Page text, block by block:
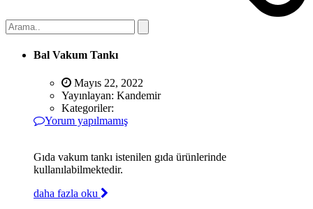
Bal Vakum Tankı
Mayıs 22, 2022
Yayınlayan: Kandemir
Kategoriler:
Yorum yapılmamış
Gıda vakum tankı istenilen gıda ürünlerinde
kullanılabilmektedir.
daha fazla oku